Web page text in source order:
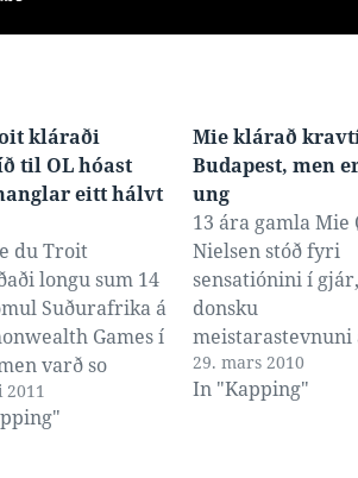
kláraði
til OL hóast
eitt hálvt
du Troit
longu sum 14
Suðurafrika á
Games í
varð so
bili í 2001,
í at hon
2011
Mie klárað
Budapest, men
ung
13 ára gamla Mie
Nielsen stóð fyri
sensatiónini í
donsku
meistarastevnuni
langgeil, tá ið hon
vann
29. mars 2010
In "Kapping"